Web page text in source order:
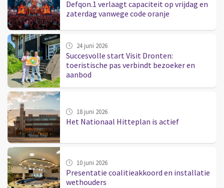
Defqon.1 verlaagt capaciteit op vrijdag en
zaterdag vanwege code oranje
Succesvolle start Visit Dronten:
toeristische pas verbindt bezoeker en
aanbod
24 juni 2026
Het Nationaal Hitteplan is actief
18 juni 2026
Presentatie coalitieakkoord en installatie
wethouders
10 juni 2026